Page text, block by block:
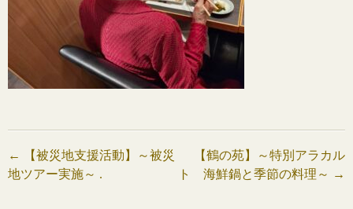
投
←
【被災地支援活動】～被災
地ツアー実施～ .
【鶴の苑】～特別アラカル
ト 海鮮鍋と季節の料理～ →